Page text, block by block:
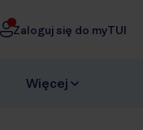
Zaloguj się do myTUI
Więcej